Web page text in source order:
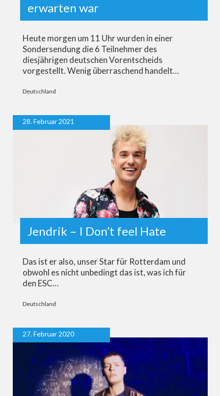
erwarten war
Heute morgen um 11 Uhr wurden in einer
Sondersendung die 6 Teilnehmer des
diesjährigen deutschen Vorentscheids
vorgestellt. Wenig überraschend handelt…
Deutschland
28. Februar 2021
Jendrik – I Don’t feel Hate
Das ist er also, unser Star für Rotterdam und
obwohl es nicht unbedingt das ist, was ich für
den ESC…
Deutschland
27. Februar 2020